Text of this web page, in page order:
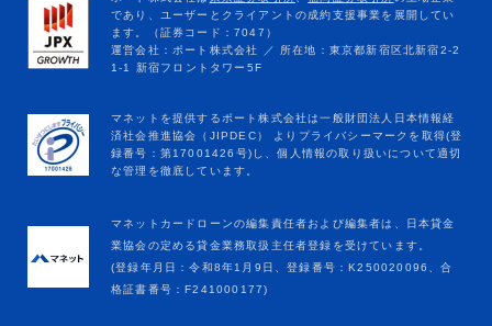
マネットカードローンの編集責任者および編集者は、日本貸金
業協会の定める貸金業務取扱主任者登録を受けています。
(登録年月日：令和8年1月9日、登録番号：K250020096、合
格証書番号：F241000177)